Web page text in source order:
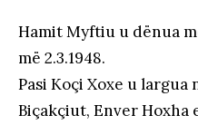
Hamit Myftiu u dënua
më 2.3.1948.
Pasi Koçi Xoxe u largua
Biçakçiut, Enver Hoxha